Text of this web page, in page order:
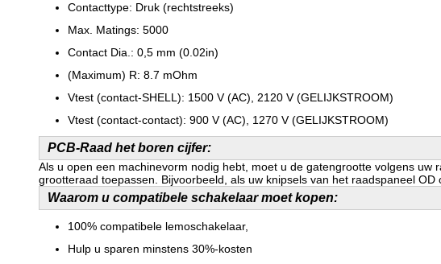
Contacttype: Druk (rechtstreeks)
Max. Matings: 5000
Contact Dia.: 0,5 mm (0.02in)
(Maximum) R: 8.7 mOhm
Vtest (contact-SHELL): 1500 V (AC), 2120 V (GELIJKSTROOM)
Vtest (contact-contact): 900 V (AC), 1270 V (GELIJKSTROOM)
PCB-Raad het boren cijfer:
Als u open een machinevorm nodig hebt, moet u de gatengrootte volgens
grootteraad toepassen. Bijvoorbeeld, als uw knipsels van het raadspaneel
Waarom u compatibele schakelaar moet kopen:
100% compatibele lemoschakelaar,
Hulp u sparen minstens 30%-kosten